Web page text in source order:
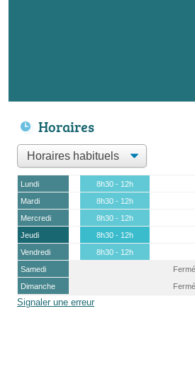
Horaires
Lundi 8h30 - 12h
Mardi
8h30 - 12h
Mercredi
8h30 - 12h
Jeudi
8h30 - 12h
Vendredi
8h30 - 12h
Samedi
Fermé
Dimanche
Fermé
Signaler une erreur